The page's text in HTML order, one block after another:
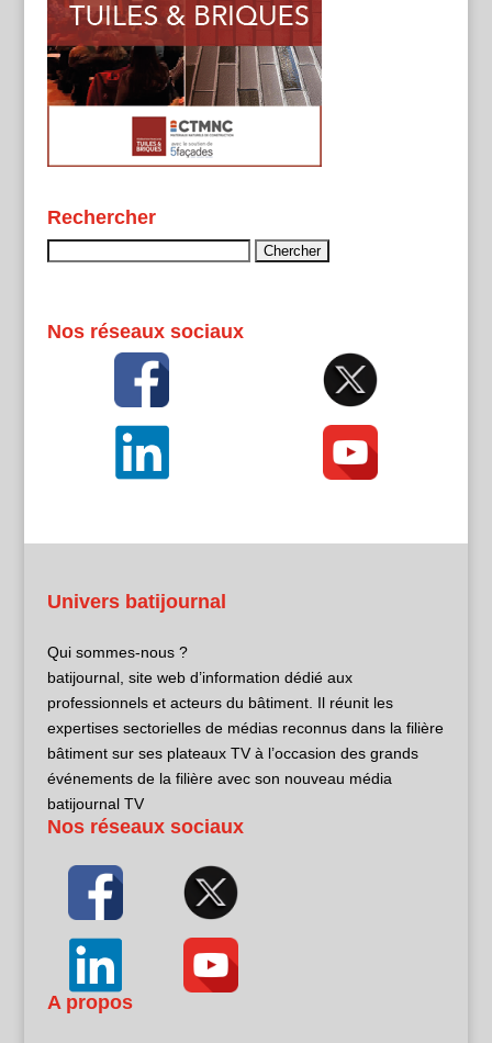
Rechercher
Nos réseaux sociaux
Univers batijournal
Qui sommes-nous ?
batijournal, site web d’information dédié aux
professionnels et acteurs du bâtiment. Il réunit les
expertises sectorielles de médias reconnus dans la filière
bâtiment sur ses plateaux TV à l’occasion des grands
événements de la filière avec son nouveau média
batijournal TV
Nos réseaux sociaux
A propos